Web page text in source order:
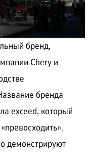
бренд,
Chery и
бренда
exceed, который
демонстрируют